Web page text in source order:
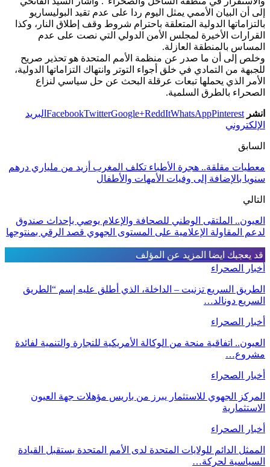
إلى أن البيان الأممي يمثل اليوم ردا على عدم تقيد البوليساريو
بالتزاماتها الدولية المتعلقة باحترام شروط وقف إطلاق النار، وكذا
القرارات الأخيرة لمجلس الأمن الدولي التي نصت على عدم
المساس بالمنطقة العازلة.
وخلص إلى أن ما صدر عن منظمة الأمم المتحدة هو تحذير صريح
للجبهة من التمادي في خلق أجواء التوتر وانتهاك التزاماتها الدولية،
الأمر الذي يحملها تبعات عرقلة البحث عن حل سياسي لنزاع
الصحراء بالطرق السلمية.
انشر FacebookTwitterGoogle+ReddItWhatsAppPinterest
البريد
الإلكتروني
السابق
معطيات مقلقة.. هجرة الأطباء تكلف المغرب أزيد من ملياري درهم
سنويا بالإضافة إلى وفيات الأمهات والأطفال
التالي
العيون.. الملتقى الوطني للصحافة والإعلام يوصي بإحداث صندوق
لدعم المقاولة الإعلامية على المستوى الجهوي قصد الرقي بمنتوجها
قد يعجبك ايضا المزيد عن المؤلف
أخبار الصحراء
الطريق السريع تزنيت – الداخلة، الذي أطلق عليه إسم “الطريق
السريع دونالد…
أخبار الصحراء
العيون.. اتفاقية منحة من الوكالة الأمريكية للتجارة والتنمية لفائدة
مشروع…
أخبار الصحراء
المركز الجهوي للاستثمار يبرز من باريس مؤهلات جهة العيون
الاستثمارية
أخبار الصحراء
الممثل الدائم للولايات المتحدة لدى الأمم المتحدة يستقبل القيادة
السياسية لحركة…